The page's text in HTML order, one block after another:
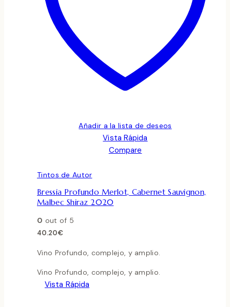
Añadir a la lista de deseos
Vista Rápida
Compare
Tintos de Autor
Bressia Profundo Merlot, Cabernet Sauvignon,
Malbec Shiraz 2020
0 out of 5
40.20€
Vino Profundo, complejo, y amplio.
Vino Profundo, complejo, y amplio.
Vista Rápida